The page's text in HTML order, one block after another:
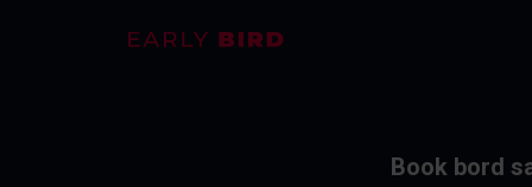
Book bord